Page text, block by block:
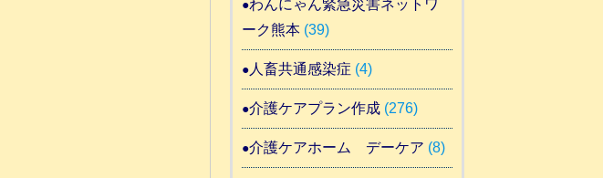
わんにゃん緊急災害ネットワ
ーク熊本(39)
人畜共通感染症 (4)
介護ケアプラン作成(276)
介護ケアホーム デーケア (8)